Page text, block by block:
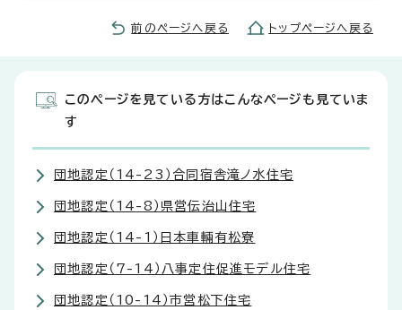
前のページへ戻る トップページへ戻る
このページを見ている方はこんなページも見ていま
す
団地認定（14-23）合同宿舎滝ノ水住宅
団地認定（14-8）県営伝治山住宅
団地認定（14-1）日本車輛有松寮
団地認定（7-14）八事定住促進モデル住宅
団地認定（10-14）市営松下住宅